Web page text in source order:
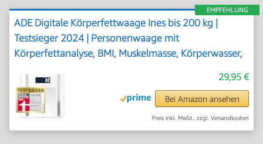
EMPFEHLUNG
ADE Digitale Körperfettwaage Ines bis 200 kg |
Testsieger 2024 | Personenwaage mit
Körperfettanalyse, BMI, Muskelmasse, Körperwasser,
| weiß
29,95 €
Bei Amazon ansehen
Preis inkl. MwSt., zzgl. Versandkosten